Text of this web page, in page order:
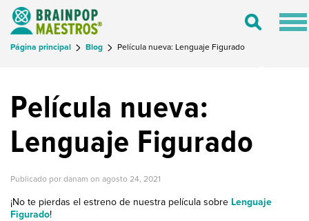
Toggle
Página principal Blog Película nueva: Lenguaje Figurado
Película nueva:
Lenguaje Figurado
Publicado por danam on agosto 24, 2021
¡No te pierdas el estreno de nuestra película sobre Lenguaje
Figurado!